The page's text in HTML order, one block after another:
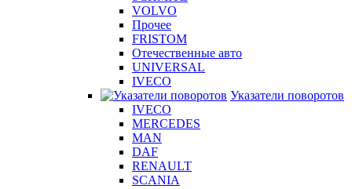
VOLVO
Прочее
FRISTOM
Отечественные авто
UNIVERSAL
IVECO
Указатели поворотов
IVECO
MERCEDES
MAN
DAF
RENAULT
SCANIA